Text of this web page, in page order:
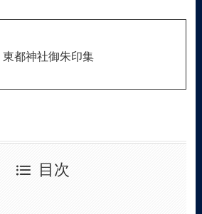
東都神社御朱印集
目次